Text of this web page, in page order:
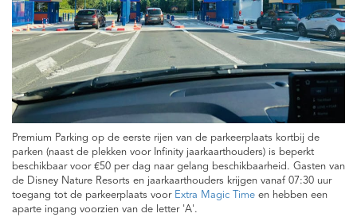
Premium Parking op de eerste rijen van de parkeerplaats kortbij de
parken (naast de plekken voor Infinity jaarkaarthouders) is beperkt
beschikbaar voor €50 per dag naar gelang beschikbaarheid. Gasten van
de Disney Nature Resorts en jaarkaarthouders krijgen vanaf 07:30 uur
toegang tot de parkeerplaats voor Extra Magic Time en hebben een
aparte ingang voorzien van de letter 'A'.